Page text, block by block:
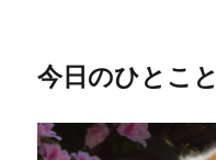
今日のひとこと